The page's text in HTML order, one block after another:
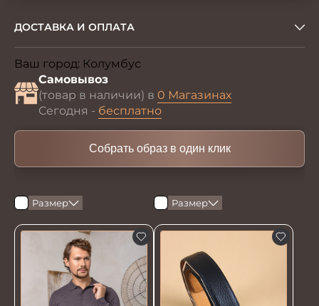
ДОСТАВКА И ОПЛАТА
Ваш город: Колумбус
Самовывоз
(товар в наличии) в 0 Магазинах
Сегодня - бесплатно
Собрать образ в один клик
Размер Размер